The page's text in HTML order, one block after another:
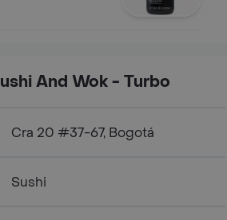
And Wok - Turbo
Cra 20 #37-67, Bogotá
Sushi